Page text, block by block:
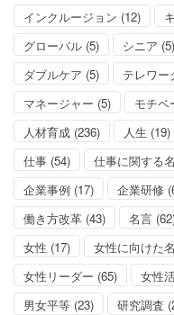
インクルージョン (12)
グローバル (5) シニア (5)
ダブルケア (5) テレワー
マネージャー (5) モチベ
人材育成 (236) 人生 (19)
仕事 (54) 仕事に関する
企業事例 (17) 企業研修
働き方改革 (43) 名言
女性 (17) 女性に向けた
女性リーダー (65) 女性
男女平等 (23) 研究調査